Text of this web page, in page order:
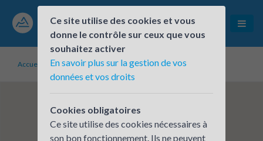
Accueil Établissements inscrits Smart Origin
Ce site utilise des cookies et vous
donne le contrôle sur ceux que vous
souhaitez activer
En savoir plus sur la gestion de vos
données et vos droits
Cookies obligatoires
Ce site utilise des cookies nécessaires à
son bon fonctionnement. Ils ne peuvent